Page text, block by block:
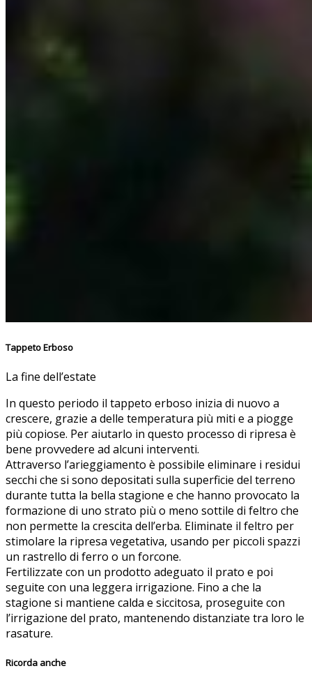
Tappeto Erboso
La fine dell’estate
In questo periodo il tappeto erboso inizia di nuovo a
crescere, grazie a delle temperatura più miti e a piogge
più copiose. Per aiutarlo in questo processo di ripresa è
bene provvedere ad alcuni interventi.
Attraverso l’arieggiamento è possibile eliminare i residui
secchi che si sono depositati sulla superficie del terreno
durante tutta la bella stagione e che hanno provocato la
formazione di uno strato più o meno sottile di feltro che
non permette la crescita dell’erba. Eliminate il feltro per
stimolare la ripresa vegetativa, usando per piccoli spazzi
un rastrello di ferro o un forcone.
Fertilizzate con un prodotto adeguato il prato e poi
seguite con una leggera irrigazione. Fino a che la
stagione si mantiene calda e siccitosa, proseguite con
l’irrigazione del prato, mantenendo distanziate tra loro le
rasature.
Ricorda anche